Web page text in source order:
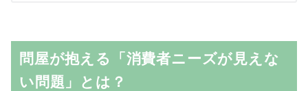
問屋が抱える「消費者ニーズが見えな
い問題」とは？